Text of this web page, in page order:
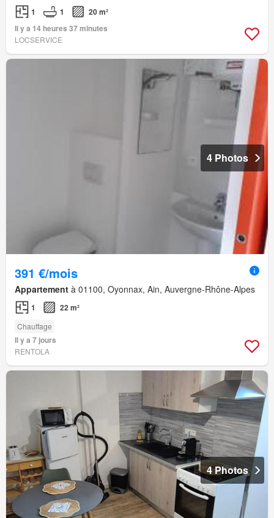
1 1
20 m²
Il y a 14 heures 37 minutes
LOCSERVICE
4 Photos
391 €/mois
Appartement à 01100, Oyonnax, Ain, Auvergne-Rhône-Alpes
1 22 m²
Chauffage
Il y a 7 jours
RENTOLA
4 Photos